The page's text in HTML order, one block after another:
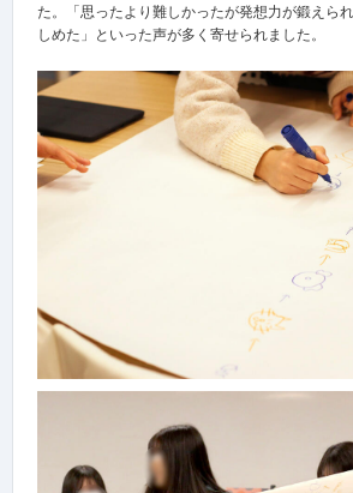
た。「思ったより難しかったが発想力が鍛えら
しめた」といった声が多く寄せられました。